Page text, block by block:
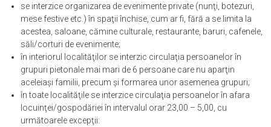
aniversări, petreceri în spaţii închise şi/sau deschise, publice
şi/sau private;
se interzice organizarea de evenimente private (nunţi, botezuri,
mese festive etc.) în spaţii închise, cum ar fi, fără a se limita la
acestea, saloane, cămine culturale, restaurante, baruri, cafenele,
săli/corturi de evenimente;
în interiorul localităţilor se interzic circulaţia persoanelor în
grupuri pietonale mai mari de 6 persoane care nu aparţin
aceleiaşi familii, precum şi formarea unor asemenea grupuri;
în toate localităţile se interzice circulaţia persoanelor în afara